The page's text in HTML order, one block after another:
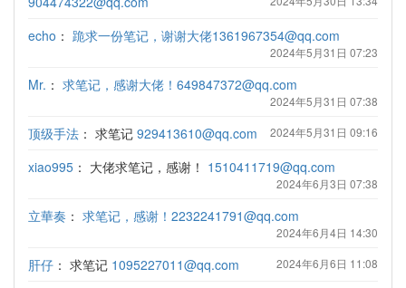
echo ： 跪求一份笔记，谢谢大佬1361967354@qq.com
2024年5月31日 07:23
Mr. ： 求笔记，感谢大佬！649847372@qq.com
2024年5月31日 07:38
顶级手法 ： 求笔记 929413610@qq.com 2024年5月31日 09:16
xiao995 ： 大佬求笔记，感谢！ 1510411719@qq.com
2024年6月3日 07:38
立華奏 ： 求笔记，感谢！2232241791@qq.com
2024年6月4日 14:30
肝仔 ： 求笔记 1095227011@qq.com 2024年6月6日 11:08